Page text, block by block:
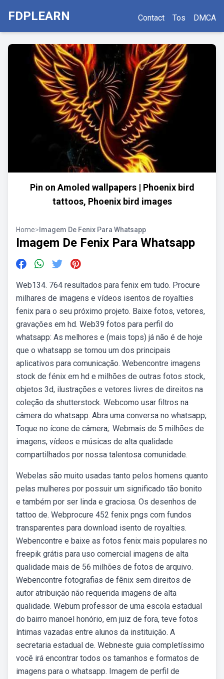
FDPLEARN Contact Tos DMCA
Pin on Amoled wallpapers | Phoenix bird
tattoos, Phoenix bird images
Home> Imagem De Fenix Para Whatsapp
Imagem De Fenix Para Whatsapp
Web134. 764 resultados para fenix em tudo. Procure
milhares de imagens e vídeos isentos de royalties
fenix para o seu próximo projeto. Baixe fotos, vetores,
gravações em hd. Web39 fotos para perfil do
whatsapp: As melhores e (mais tops) já não é de hoje
que o whatsapp se tornou um dos principais
aplicativos para comunicação. Webencontre imagens
stock de fénix em hd e milhões de outras fotos stock,
objetos 3d, ilustrações e vetores livres de direitos na
coleção da shutterstock. Webcomo usar filtros na
câmera do whatsapp. Abra uma conversa no whatsapp;
Toque no ícone de câmera;. Webmais de 5 milhões de
imagens, vídeos e músicas de alta qualidade
compartilhados por nossa talentosa comunidade.
Webelas são muito usadas tanto pelos homens quanto
pelas mulheres por possuir um significado tão bonito
e também por ser linda e graciosa. Os desenhos de
tattoo de. Webprocure 452 fenix pngs com fundos
transparentes para download isento de royalties.
Webencontre e baixe as fotos fenix mais populares no
freepik grátis para uso comercial imagens de alta
qualidade mais de 56 milhões de fotos de arquivo.
Webencontre fotografias de fênix sem direitos de
autor atribuição não requerida imagens de alta
qualidade. Webum professor de uma escola estadual
do bairro manoel honório, em juiz de fora, teve fotos
íntimas vazadas entre alunos da instituição. A
secretaria estadual de. Webneste guia completíssimo
você irá encontrar todos os tamanhos e formatos de
imagens para o whatsapp. Imagem de perfil de